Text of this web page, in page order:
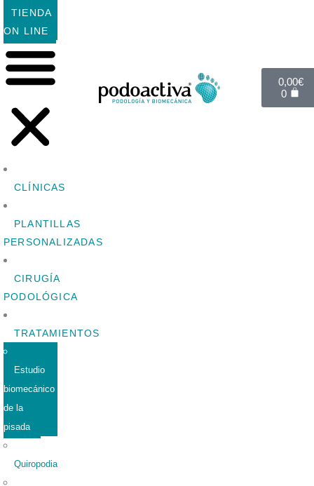
TIENDA
ON LINE
CLÍNICAS
PLANTILLAS
PERSONALIZADAS
CIRUGÍA
PODOLÓGICA
TRATAMIENTOS
Estudio
biomecánico
de la
pisada
Quiropodia
0,00€
0